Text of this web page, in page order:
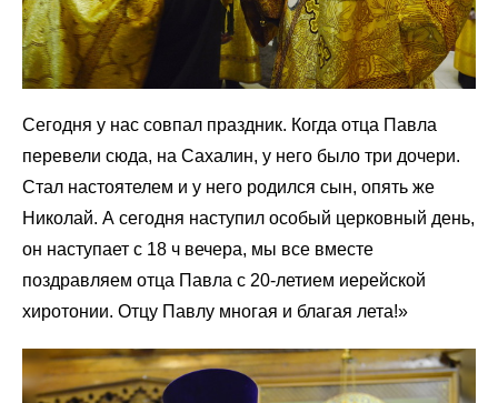
Сегодня у нас совпал праздник. Когда отца Павла
перевели сюда, на Сахалин, у него было три дочери.
Стал настоятелем и у него родился сын, опять же
Николай. А сегодня наступил особый церковный день,
он наступает с 18 ч вечера, мы все вместе
поздравляем отца Павла с 20-летием иерейской
хиротонии. Отцу Павлу многая и благая лета!»